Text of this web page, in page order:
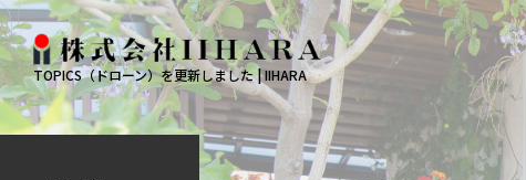
TOPICS（ドローン）を更新しました | IIHARA